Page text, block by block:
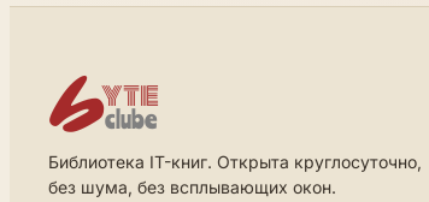
Библиотека IT-книг. Открыта круглосуточно,
без шума, без всплывающих окон.